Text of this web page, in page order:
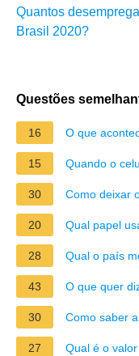
Quantos
Brasil 2020?
Questões
16 O que
15 Quando o
30 Como deixar
20 Qual papel
28 Qual o país
43 O que quer
30 Como saber
27 Qual é o